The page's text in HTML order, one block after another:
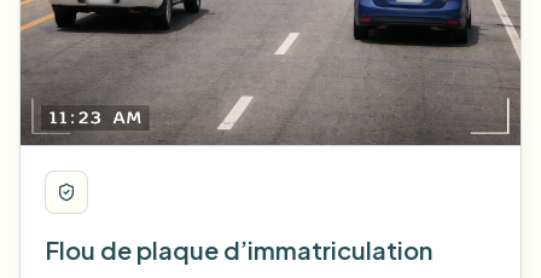
Flou de plaque d’immatriculation